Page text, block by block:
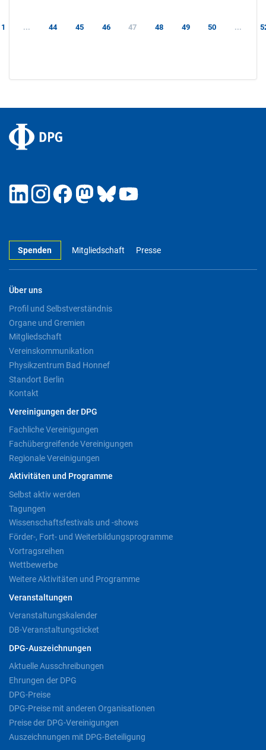
1 ... 44 45 46 47 48 49 50 ...
Spenden Mitgliedschaft Presse
Über uns
Profil und Selbstverständnis
Organe und Gremien
Mitgliedschaft
Vereinskommunikation
Physikzentrum Bad Honnef
Standort Berlin
Kontakt
Vereinigungen der DPG
Fachliche Vereinigungen
Fachübergreifende Vereinigungen
Regionale Vereinigungen
Aktivitäten und Programme
Selbst aktiv werden
Tagungen
Wissenschaftsfestivals und -shows
Förder-, Fort- und Weiterbildungsprogramme
Vortragsreihen
Wettbewerbe
Weitere Aktivitäten und Programme
Veranstaltungen
Veranstaltungskalender
DB-Veranstaltungsticket
DPG-Auszeichnungen
Aktuelle Ausschreibungen
Ehrungen der DPG
DPG-Preise
DPG-Preise mit anderen Organisationen
Preise der DPG-Vereinigungen
Auszeichnungen mit DPG-Beteiligung